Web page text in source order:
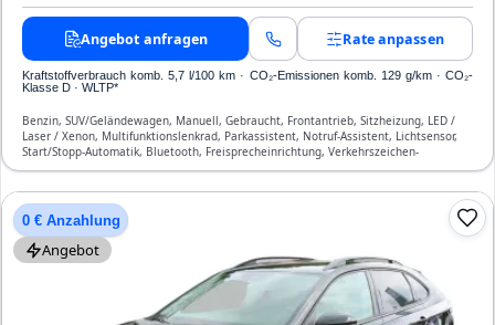
Angebot anfragen Rate anpassen
Kraftstoffverbrauch komb. 5,7 l/100 km · CO₂-Emissionen komb. 129 g/km · CO₂-
Klasse D · WLTP*
Benzin, SUV/Geländewagen, Manuell, Gebraucht, Frontantrieb, Sitzheizung, LED /
Laser / Xenon, Multifunktionslenkrad, Parkassistent, Notruf-Assistent, Lichtsensor,
Start/Stopp-Automatik, Bluetooth, Freisprecheinrichtung, Verkehrszeichen-
Erkennung, ESP, ABS, Klimaanlage, Front-, Seiten- und weitere Airbags
0 € Anzahlung
Angebot